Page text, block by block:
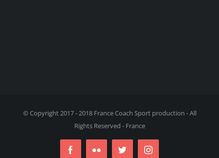
© Copyright 2017 - 2018 France Coach Sport production - All
Rights Reserved - France
FacebookFlickr TwitterInstagram